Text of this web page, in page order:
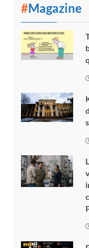
#Magazine